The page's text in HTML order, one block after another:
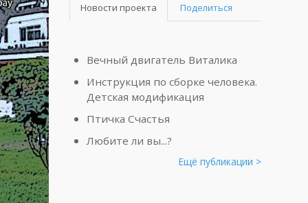
Новости проекта Поделиться
Вечный двигатель Виталика
Инструкция по сборке человека.
Детская модификация
Птичка Счастья
Любите ли вы...?
Ещё публикации >